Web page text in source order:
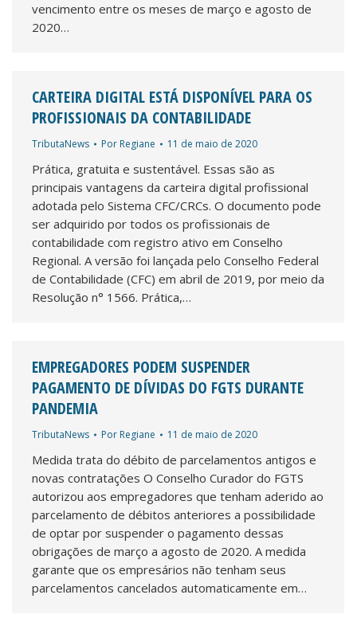
vencimento entre os meses de março e agosto de
2020…
CARTEIRA DIGITAL ESTÁ DISPONÍVEL PARA OS
PROFISSIONAIS DA CONTABILIDADE
TributaNews Por Regiane 11 de maio de 2020
Prática, gratuita e sustentável. Essas são as
principais vantagens da carteira digital profissional
adotada pelo Sistema CFC/CRCs. O documento pode
ser adquirido por todos os profissionais de
contabilidade com registro ativo em Conselho
Regional. A versão foi lançada pelo Conselho Federal
de Contabilidade (CFC) em abril de 2019, por meio da
Resolução n° 1566. Prática,…
EMPREGADORES PODEM SUSPENDER
PAGAMENTO DE DÍVIDAS DO FGTS DURANTE
PANDEMIA
TributaNews Por Regiane 11 de maio de 2020
Medida trata do débito de parcelamentos antigos e
novas contratações O Conselho Curador do FGTS
autorizou aos empregadores que tenham aderido ao
parcelamento de débitos anteriores a possibilidade
de optar por suspender o pagamento dessas
obrigações de março a agosto de 2020. A medida
garante que os empresários não tenham seus
parcelamentos cancelados automaticamente em…